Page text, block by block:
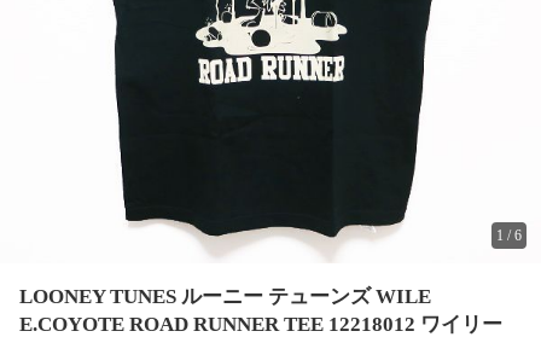
1 /6
LOONEY TUNES ルーニー テューンズ WILE
E.COYOTE ROAD RUNNER TEE 12218012 ワイリー